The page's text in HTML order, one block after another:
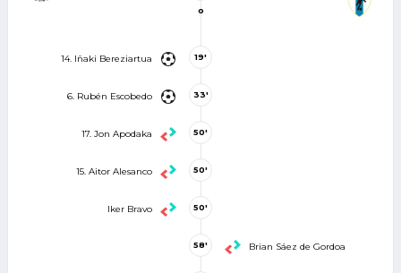
o
14. Iñaki Bereziartua 19'
6. Rubén Escobedo 33'
17. Jon Apodaka 50'
15. Aitor Alesanco 50'
Iker Bravo 50'
Brian Sáez de Gordoa
58'